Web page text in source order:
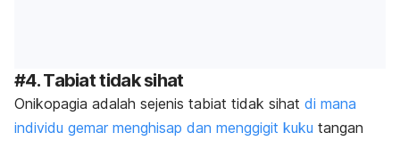
#4. Tabiat tidak sihat
Onikopagia adalah sejenis tabiat tidak sihat di mana
individu gemar menghisap dan menggigit kuku tangan